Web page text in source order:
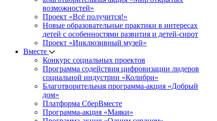
возможностей»
Проект «Всё получится!»
Новые образовательные практики в интересах
детей с особенностями развития и детей-сирот
Проект «Инклюзивный музей»
Вместе
Конкурс социальных проектов
Программа содействия цифровизации лидеров
социальной индустрии «Колибри»
Благотворительная программа-акция «Добрый
дом»
Платформа СберВместе
Программа-акция «Маяки»